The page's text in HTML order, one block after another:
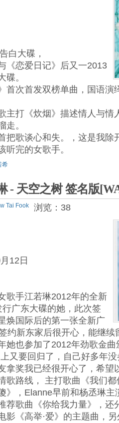
白大碟，
《恋爱日记》后又一2013
碟。
首次首发双榜单曲，国语演
主打《炊烟》描述情人与情
走。
把歌谈心和失。，这是我除
听完的女歌手。
希
- 天空之树 签名版
Tai Fook
浏览：38
12日
歌手江若琳2012年的全新
广东大碟的她，此次签
焕国际后的第一张全新广
约新东家后很开心，能继
她也参加了2012年劲歌金曲
又要回归了，自己好多年
拿奖我已经很开心了，希望
歌路线， 主打歌曲《我们
》，Elanne早前和杨丞琳主
荐歌曲《你给我力量》，还
影《高举·爱》的主题曲，